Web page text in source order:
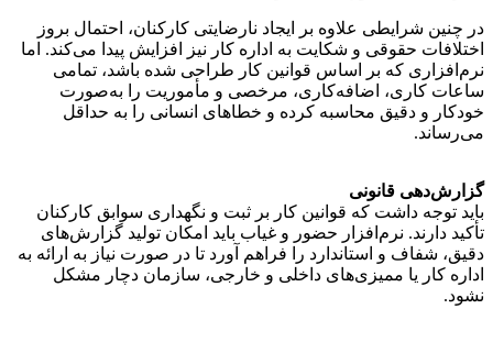
در چنین شرایطی علاوه بر ایجاد نارضایتی کارکنان، احتمال بروز
اختلافات حقوقی و شکایت به اداره کار نیز افزایش پیدا می‌کند. اما
نرم‌افزاری که بر اساس قوانین کار طراحی شده باشد، تمامی
ساعات کاری، اضافه‌کاری، مرخصی و مأموریت را به‌صورت
خودکار و دقیق محاسبه کرده و خطاهای انسانی را به حداقل
می‌رساند.
گزارش‌دهی قانونی
باید توجه داشت که قوانین کار بر ثبت و نگهداری سوابق کارکنان
تأکید دارند. نرم‌افزار حضور و غیاب باید امکان تولید گزارش‌های
دقیق، شفاف و استاندارد را فراهم آورد تا در صورت نیاز به ارائه به
اداره کار یا ممیزی‌های داخلی و خارجی، سازمان دچار مشکل
نشود.